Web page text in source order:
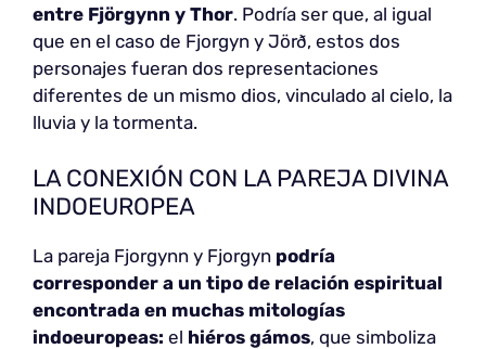
entre Fjörgynn y Thor. Podría ser que, al igual
que en el caso de Fjorgyn y Jörð, estos dos
personajes fueran dos representaciones
diferentes de un mismo dios, vinculado al cielo, la
lluvia y la tormenta.
LA CONEXIÓN CON LA PAREJA DIVINA
INDOEUROPEA
La pareja Fjorgynn y Fjorgyn podría
corresponder a un tipo de relación espiritual
encontrada en muchas mitologías
indoeuropeas: el hiéros gámos, que simboliza